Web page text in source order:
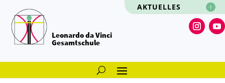
AKTUELLES
Leonardo da Vinci
Gesamtschule